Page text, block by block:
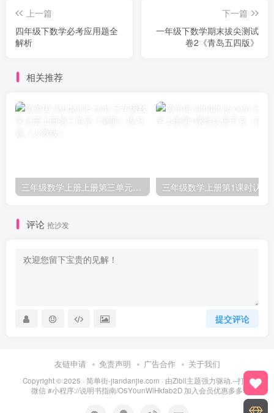
上一篇
四年级下数学必考应用题全
解析
下一篇
一年级下数学期末拔尖测试
卷2《青岛五四版》
相关推荐
评论 抢沙发
提交评论
友链申请 免责声明 广告合作 关于我们
Copyright © 2025 · 简单街-jiandanjie.com · 由Zibll主题强力驱动.--打开
微信 #小程序://说明书指南/O5Y0unWlHkfab2D 加入会员优惠多多